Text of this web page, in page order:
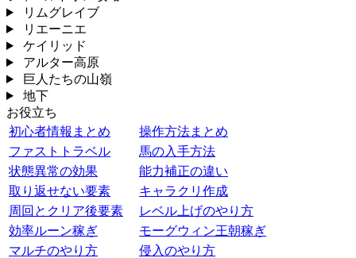
リムグレイブ
リエーニエ
ケイリッド
アルター高原
巨人たちの山嶺
地下
お役立ち
初心者情報まとめ
操作方法まとめ
ファストトラベル
馬の入手方法
状態異常の効果
能力補正の違い
取り返せない要素
キャラクリ作成
周回とクリア後要素
レベル上げのやり方
効率ルーン稼ぎ
モーグウィン王朝稼ぎ
マルチのやり方
侵入のやり方